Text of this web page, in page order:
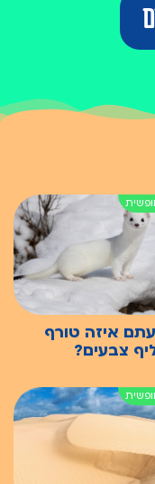
איזה טורף
צבעים?